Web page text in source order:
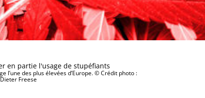
l’une des plus élevées d’Europe. © Crédit photo :
Freese